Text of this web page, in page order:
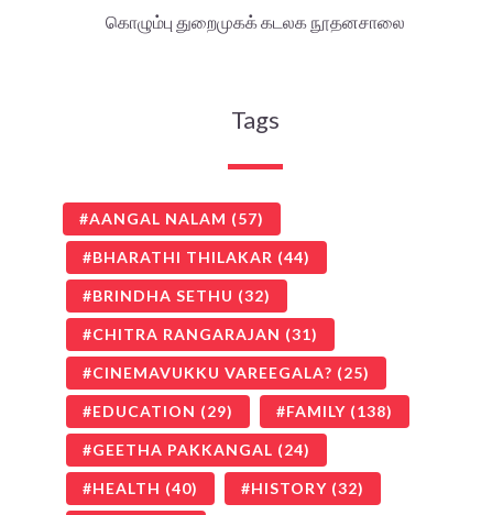
கொழும்பு துறைமுகக் கடலக நூதனசாலை
Tags
AANGAL NALAM (57)
BHARATHI THILAKAR (44)
BRINDHA SETHU (32)
CHITRA RANGARAJAN (31)
CINEMAVUKKU VAREEGALA? (25)
EDUCATION (29) FAMILY (138)
GEETHA PAKKANGAL (24)
HEALTH (40) HISTORY (32)